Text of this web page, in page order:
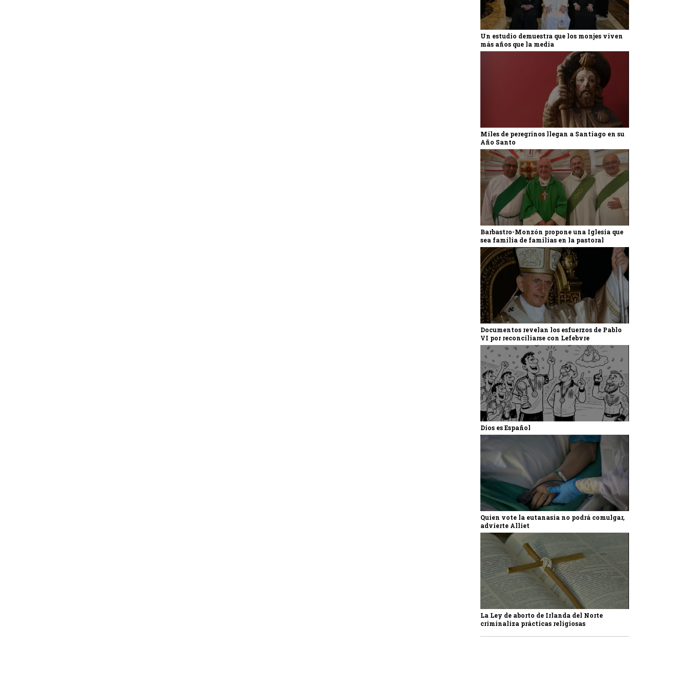
Un estudio demuestra que los monjes viven
más años que la media
Miles de peregrinos llegan a Santiago en su
Año Santo
Barbastro-Monzón propone una Iglesia que
sea familia de familias en la pastoral
Documentos revelan los esfuerzos de Pablo
VI por reconciliarse con Lefebvre
Dios es Español
Quien vote la eutanasia no podrá comulgar,
advierte Alliet
La Ley de aborto de Irlanda del Norte
criminaliza prácticas religiosas